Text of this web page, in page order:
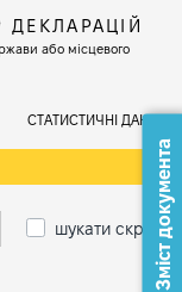
або місцевого
СТАТИСТИЧНІ ДАНІ
шукати скрізьЗміст документа